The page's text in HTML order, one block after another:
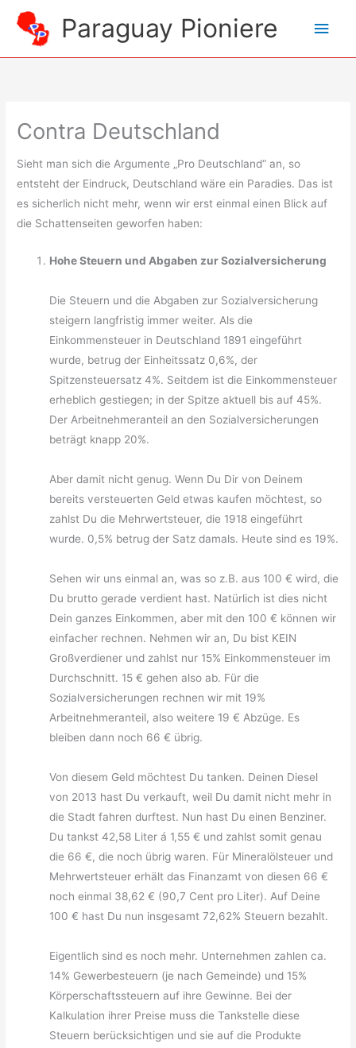
Inhalt
springen
Paraguay Pioniere
Contra Deutschland
Sieht man sich die Argumente „Pro Deutschland“ an, so
entsteht der Eindruck, Deutschland wäre ein Paradies. Das ist
es sicherlich nicht mehr, wenn wir erst einmal einen Blick auf
die Schattenseiten geworfen haben:
Hohe Steuern und Abgaben zur Sozialversicherung
Die Steuern und die Abgaben zur Sozialversicherung
steigern langfristig immer weiter. Als die
Einkommensteuer in Deutschland 1891 eingeführt
wurde, betrug der Einheitssatz 0,6%, der
Spitzensteuersatz 4%. Seitdem ist die Einkommensteuer
erheblich gestiegen; in der Spitze aktuell bis auf 45%.
Der Arbeitnehmeranteil an den Sozialversicherungen
beträgt knapp 20%.
Aber damit nicht genug. Wenn Du Dir von Deinem
bereits versteuerten Geld etwas kaufen möchtest, so
zahlst Du die Mehrwertsteuer, die 1918 eingeführt
wurde. 0,5% betrug der Satz damals. Heute sind es 19%.
Sehen wir uns einmal an, was so z.B. aus 100 € wird, die
Du brutto gerade verdient hast. Natürlich ist dies nicht
Dein ganzes Einkommen, aber mit den 100 € können wir
einfacher rechnen. Nehmen wir an, Du bist KEIN
Großverdiener und zahlst nur 15% Einkommensteuer im
Durchschnitt. 15 € gehen also ab. Für die
Sozialversicherungen rechnen wir mit 19%
Arbeitnehmeranteil, also weitere 19 € Abzüge. Es
bleiben dann noch 66 € übrig.
Von diesem Geld möchtest Du tanken. Deinen Diesel
von 2013 hast Du verkauft, weil Du damit nicht mehr in
die Stadt fahren durftest. Nun hast Du einen Benziner.
Du tankst 42,58 Liter á 1,55 € und zahlst somit genau
die 66 €, die noch übrig waren. Für Mineralölsteuer und
Mehrwertsteuer erhält das Finanzamt von diesen 66 €
noch einmal 38,62 € (90,7 Cent pro Liter). Auf Deine
100 € hast Du nun insgesamt 72,62% Steuern bezahlt.
Eigentlich sind es noch mehr. Unternehmen zahlen ca.
14% Gewerbesteuern (je nach Gemeinde) und 15%
Körperschaftssteuern auf ihre Gewinne. Bei der
Kalkulation ihrer Preise muss die Tankstelle diese
Steuern berücksichtigen und sie auf die Produkte